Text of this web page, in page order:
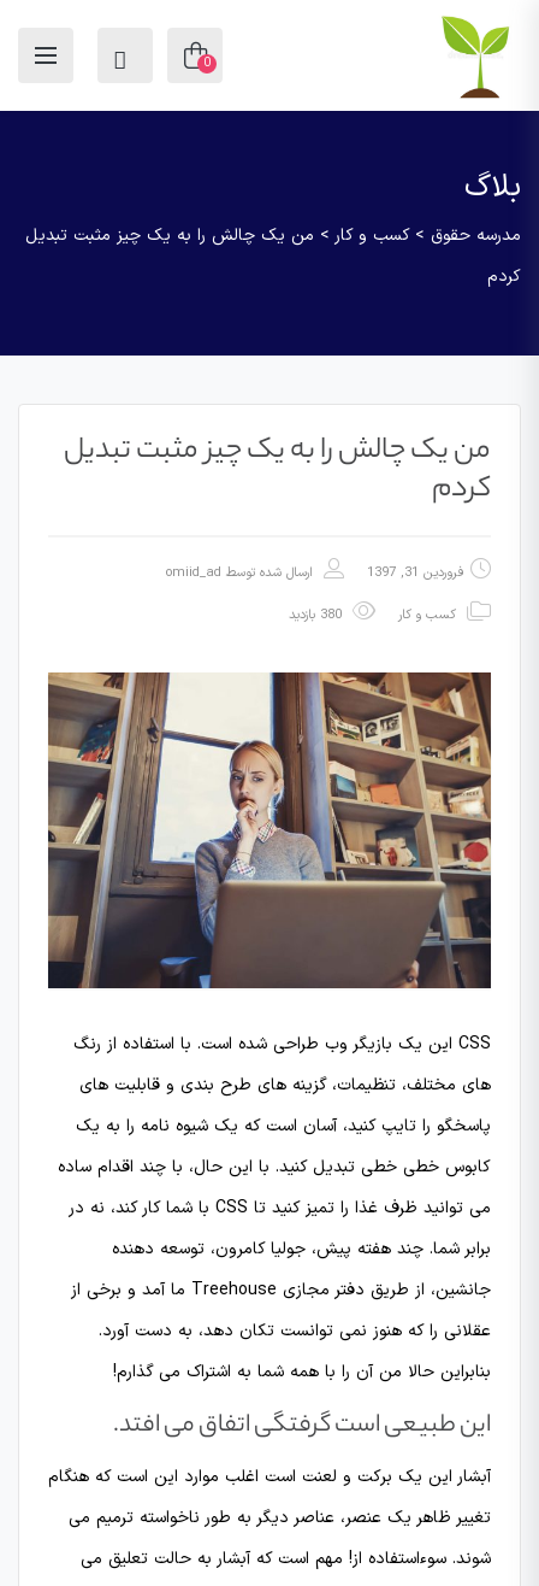
0
بلاگ
مدرسه حقوق > کسب و کار > من یک چالش را به یک چیز مثبت تبدیل
کردم
من یک چالش را به یک چیز مثبت تبدیل
کردم
فروردین 31, 1397 ارسال شده توسط omiid_ad
کسب و کار
CSS این یک بازیگر وب طراحی شده است. با استفاده از رنگ
های مختلف، تنظیمات، گزینه های طرح بندی و قابلیت های
پاسخگو را تایپ کنید، آسان است که یک شیوه نامه را به یک
کابوس خطی خطی تبدیل کنید. با این حال، با چند اقدام ساده
می توانید ظرف غذا را تمیز کنید تا CSS با شما کار کند، نه در
برابر شما. چند هفته پیش، جولیا کامرون، توسعه دهنده
جانشین، از طریق دفتر مجازی Treehouse ما آمد و برخی از
عقلانی را که هنوز نمی توانست تکان دهد، به دست آورد.
بنابراین حالا من آن را با همه شما به اشتراک می گذارم!
این طبیعی است گرفتگی اتفاق می افتد.
آبشار این یک برکت و لعنت است اغلب موارد این است که هنگام
تغییر ظاهر یک عنصر، عناصر دیگر به طور ناخواسته ترمیم می
شوند. سوءاستفاده از! مهم است که آبشار به حالت تعلیق می